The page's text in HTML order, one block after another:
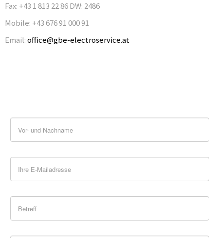
Fax: +43 1 813 22 86 DW: 2486
Mobile: +43 676 91 000 91
Email:office@gbe-electroservice.at